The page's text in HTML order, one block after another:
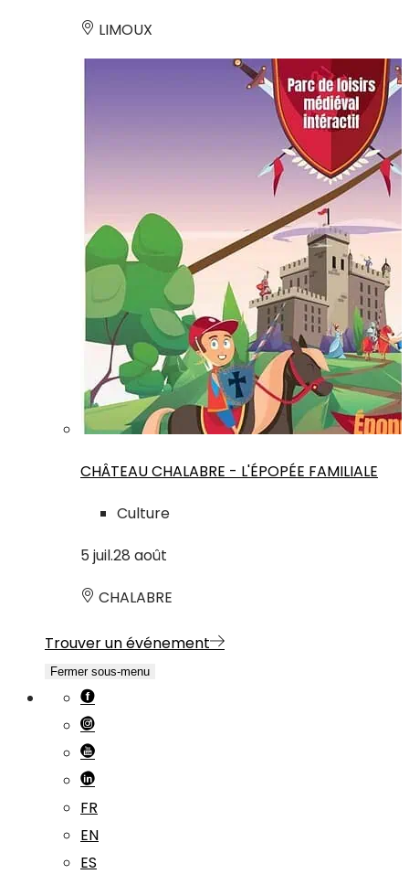
LIMOUX
CHÂTEAU CHALABRE - L'ÉPOPÉE FAMILIALE
Culture
5 juil.28 août
CHALABRE
Trouver un événement
Fermer sous-menu
FR
EN
ES